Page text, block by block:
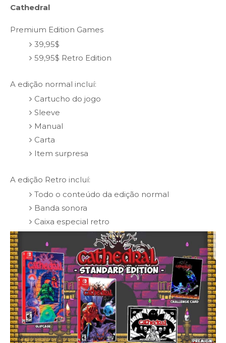
Cathedral
Premium Edition Games
39,95$
59,95$ Retro Edition
A edição normal incluí:
Cartucho do jogo
Sleeve
Manual
Carta
Item surpresa
A edição Retro incluí:
Todo o conteúdo da edição normal
Banda sonora
Caixa especial retro